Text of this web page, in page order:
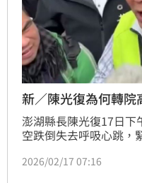
新／陳光復為何轉院
澎湖縣長陳光復17日下
空跌倒失去呼吸心跳，
考量有腦損傷的情況，
2026/02/17 07:16